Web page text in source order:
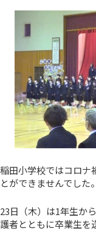
稲田小学校ではコロナ
とができませんでした。
23日（木）は1年生か
護者とともに卒業生を